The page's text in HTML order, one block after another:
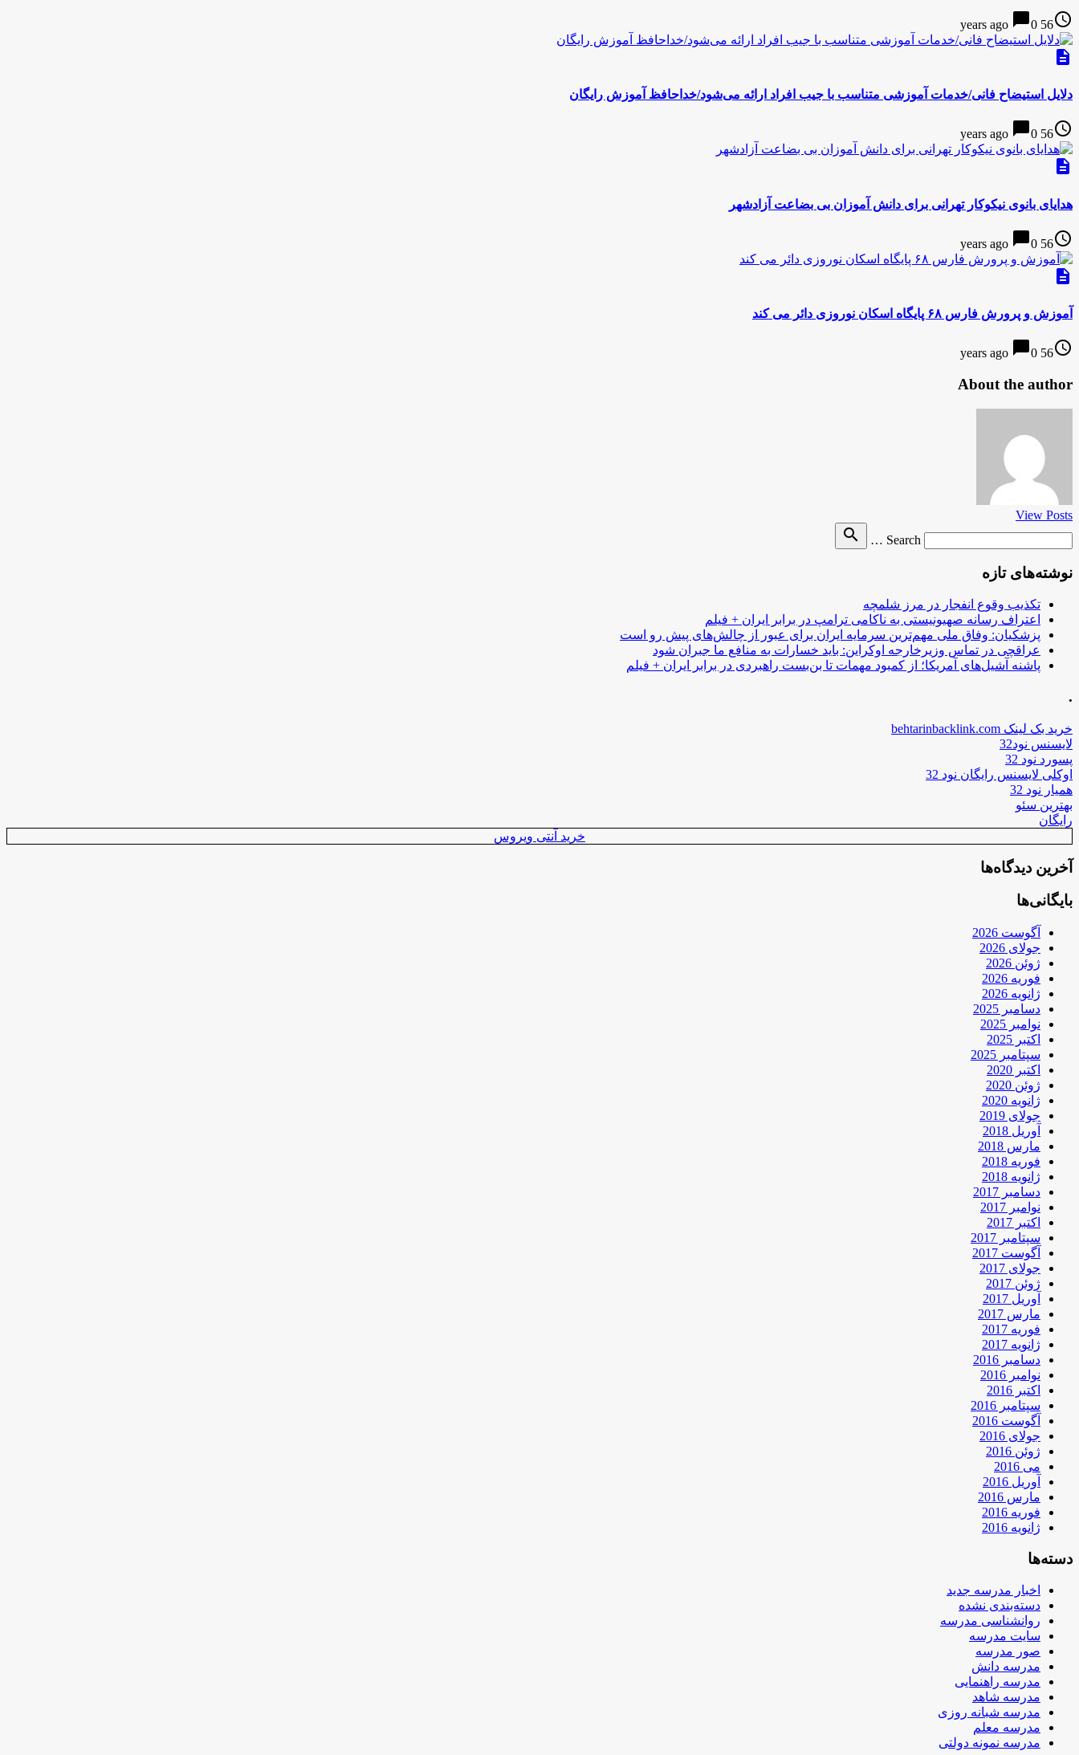
access_time
56 years ago
chat_bubble0
description
دلایل استیضاح فانی/خدمات آموزشی متناسب با جیب افراد ارائه می‌شود/خداحافظ آموزش رایگان
access_time
56 years ago
chat_bubble0
description
هدایای بانوی نیکوکار تهرانی برای دانش آموزان بی بضاعت آزادشهر
access_time
56 years ago
chat_bubble0
description
آموزش و پرورش فارس ۶۸ پایگاه اسکان نوروزی دائر می کند
access_time
56 years ago
chat_bubble0
About the author
View Posts
Search …
search
نوشته‌های تازه
تکذیب وقوع انفجار در مرز شلمچه
اعتراف رسانه صهیونیستی به ناکامی ترامپ در برابر ایران + فیلم
پزشکیان: وفاق ملی مهم‌ترین سرمایه ایران برای عبور از چالش‌های پیش رو است
عراقچی در تماس وزیرخارجه اوکراین: باید خسارات به منافع ما جبران شود
پاشنه آشیل‌های آمریکا؛ از کمبود مهمات تا بن‌بست راهبردی در برابر ایران + فیلم
.
خرید بک لینک behtarinbacklink.com
لایسنس نود32
پسورد نود 32
اوکلی لایسنس رایگان نود 32
همیار نود 32
بهترین سئو
رایگان
خرید آنتی ویروس
آخرین دیدگاه‌ها
بایگانی‌ها
آگوست 2026
جولای 2026
ژوئن 2026
فوریه 2026
ژانویه 2026
دسامبر 2025
نوامبر 2025
اکتبر 2025
سپتامبر 2025
اکتبر 2020
ژوئن 2020
ژانویه 2020
جولای 2019
آوریل 2018
مارس 2018
فوریه 2018
ژانویه 2018
دسامبر 2017
نوامبر 2017
اکتبر 2017
سپتامبر 2017
آگوست 2017
جولای 2017
ژوئن 2017
آوریل 2017
مارس 2017
فوریه 2017
ژانویه 2017
دسامبر 2016
نوامبر 2016
اکتبر 2016
سپتامبر 2016
آگوست 2016
جولای 2016
ژوئن 2016
می 2016
آوریل 2016
مارس 2016
فوریه 2016
ژانویه 2016
دسته‌ها
اخبار مدرسه جدید
دسته‌بندی نشده
روانشناسی مدرسه
سایت مدرسه
صور مدرسه
مدرسه دانش
مدرسه راهنمایی
مدرسه شاهد
مدرسه شبانه روزی
مدرسه معلم
مدرسه نمونه دولتی